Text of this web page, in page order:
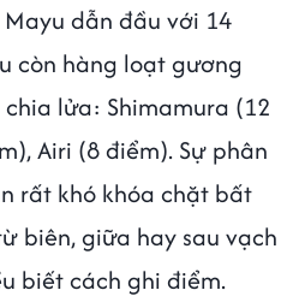
dẫn đầu với 14
còn hàng loạt gương
lửa: Shimamura (12
Airi (8 điểm). Sự phân
rất khó khóa chặt bất
biên, giữa hay sau vạch
biết cách ghi điểm.